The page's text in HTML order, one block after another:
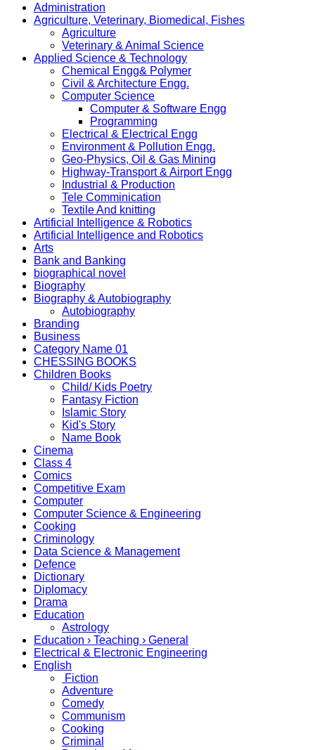
Administration
Agriculture, Veterinary, Biomedical, Fishes
Agriculture
Veterinary & Animal Science
Applied Science & Technology
Chemical Engg& Polymer
Civil & Architecture Engg.
Computer Science
Computer & Software Engg
Programming
Electrical & Electrical Engg
Environment & Pollution Engg.
Geo-Physics, Oil & Gas Mining
Highway-Transport & Airport Engg
Industrial & Production
Tele Comminication
Textile And knitting
Artificial Intelligence & Robotics
Artificial Intelligence and Robotics
Arts
Bank and Banking
biographical novel
Biography
Biography & Autobiography
Autobiography
Branding
Business
Category Name 01
CHESSING BOOKS
Children Books
Child/ Kids Poetry
Fantasy Fiction
Islamic Story
Kid's Story
Name Book
Cinema
Class 4
Comics
Competitive Exam
Computer
Computer Science & Engineering
Cooking
Criminology
Data Science & Management
Defence
Dictionary
Diplomacy
Drama
Education
Astrology
Education › Teaching › General
Electrical & Electronic Engineering
English
Fiction
Adventure
Comedy
Communism
Cooking
Criminal